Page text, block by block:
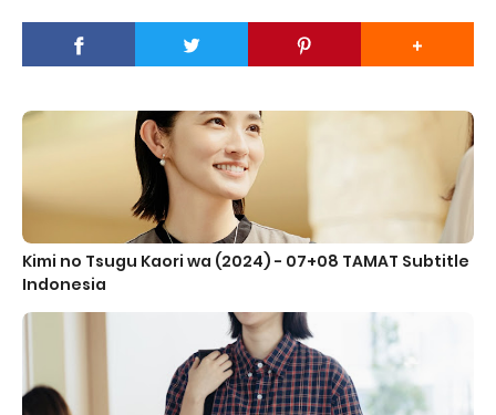
Kimi no Tsugu Kaori wa (2024) - 07+08 TAMAT Subtitle
Indonesia